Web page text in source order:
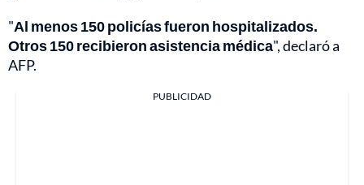
"Al menos 150 policías fueron hospitalizados.
Otros 150 recibieron asistencia médica", declaró a
AFP.
PUBLICIDAD